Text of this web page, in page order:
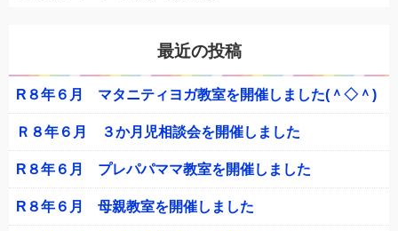
最近の投稿
R８年６月 マタニティヨガ教室を開催しました(＾◇＾)
Ｒ８年６月 ３か月児相談会を開催しました
R８年６月 プレパパママ教室を開催しました
R８年６月 母親教室を開催しました